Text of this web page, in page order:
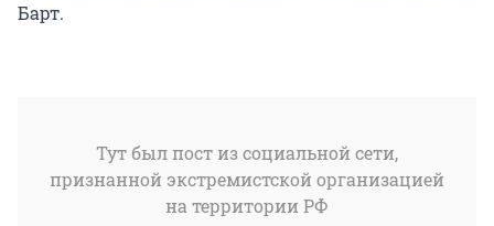
Барт.
Тут был пост из социальной сети,
признанной экстремистской организацией
на территории РФ